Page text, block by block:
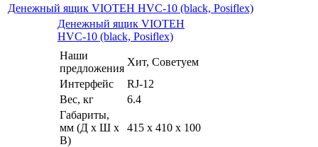
Денежный ящик VIOTEH HVC-10 (black, Posiflex)
Денежный ящик VIOTEH
HVC-10 (black, Posiflex)
Наши
предложения
Хит, Советуем
Интерфейс
RJ-12
Вес, кг
6.4
Габариты,
мм (Д x Ш x
В)
415 x 410 x 100